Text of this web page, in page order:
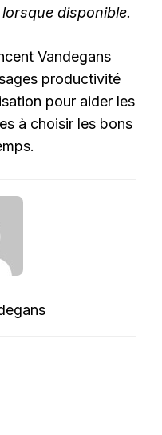
disponible.
Vandegans
productivité
pour aider les
à choisir les bons